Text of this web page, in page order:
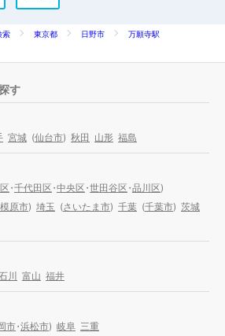
索 東京都 日野市
万願寺駅
す
宮城 (仙台市) 秋田 山形 福島
・千代田区・中央区・世田谷区・品川区)
原市) 埼玉 (さいたま市) 千葉 (千葉市) 茨城
川 富山 福井
市・浜松市) 岐阜 三重